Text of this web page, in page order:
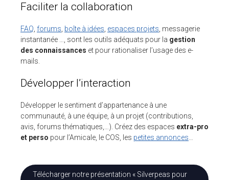
Faciliter la collaboration
FAQ, forums, boîte à idées, espaces projets, messagerie
instantanée …, sont les outils adéquats pour la gestion
des connaissances et pour rationaliser l’usage des e-
mails.
Développer l’interaction
Développer le sentiment d’appartenance à une
communauté, à une équipe, à un projet (contributions,
avis, forums thématiques,…). Créez des espaces extra-pro
et perso pour l’Amicale, le COS, les petites annonces…
Télécharger notre présentation « Silverpeas pour